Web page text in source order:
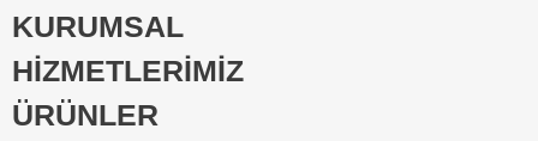
KURUMSAL
HİZMETLERİMİZ
ÜRÜNLER